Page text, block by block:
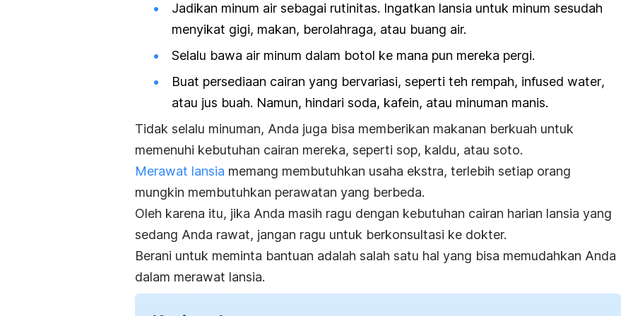
Jadikan minum air sebagai rutinitas. Ingatkan lansia untuk minum sesudah
menyikat gigi, makan, berolahraga, atau buang air.
Selalu bawa air minum dalam botol ke mana pun mereka pergi.
Buat persediaan cairan yang bervariasi, seperti teh rempah, infused water,
atau jus buah. Namun, hindari soda, kafein, atau minuman manis.
Tidak selalu minuman, Anda juga bisa memberikan makanan berkuah untuk
memenuhi kebutuhan cairan mereka, seperti sop, kaldu, atau soto.
Merawat lansia memang membutuhkan usaha ekstra, terlebih setiap orang
mungkin membutuhkan perawatan yang berbeda.
Oleh karena itu, jika Anda masih ragu dengan kebutuhan cairan harian lansia yang
sedang Anda rawat, jangan ragu untuk berkonsultasi ke dokter.
Berani untuk meminta bantuan adalah salah satu hal yang bisa memudahkan Anda
dalam merawat lansia.